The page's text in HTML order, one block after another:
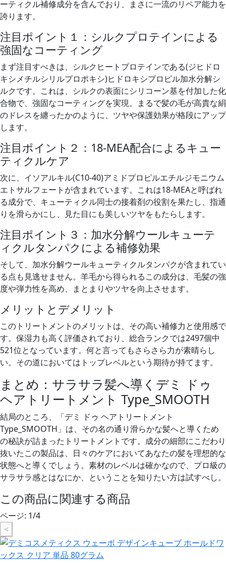
ーティクル補修成分を含んでおり、まさに一流のリペア能力を
誇ります。
注目ポイント１：シルクプロテインによる
強固なコーティング
まず注目すべきは、シルクヒートプロテインである(ジヒドロ
キシメチルシリルプロポキシ)ヒドロキシプロピル加水分解シ
ルクです。これは、シルクの表面にシリコーン基を付加した化
合物で、強固なコーティングを実現。まるで髪の毛が高貴な絹
のドレスを纏ったかのように、ツヤや保護効果が格段にアップ
します。
注目ポイント２：18-MEA配合によるキュー
ティクルケア
次に、イソアルキル(C10-40)アミドプロピルエチルジモニウム
エトサルフェートが含まれています。これは18-MEAと呼ばれ
る成分で、キューティクル同士の接着剤の役割を果たし、指通
りを滑らかにし、見た目にも美しいツヤをもたらします。
注目ポイント３：加水分解ウールキューテ
ィクルタンパクによる補修効果
そして、加水分解ウールキューティクルタンパクが含まれてい
る点も見逃せません。羊毛から得られるこの成分は、毛髪の強
度や弾力性を高め、まとまりやツヤを向上させます。
メリットとデメリット
このトリートメントのメリットは、その高い補修力と使用感で
す。保湿力も高く評価されており、総合ランクでは2497個中
521位となっています。何と言ってもさらさら力が素晴らし
い。その道においてはトップレベルという期待が持てます。
まとめ：サラサラ髪へ導くデミ ドゥ
ヘアトリートメント Type_SMOOTH
結局のところ、「デミ ドゥ ヘアトリートメント
Type_SMOOTH」は、その名の通り滑らかな髪へと導くため
の秘訣が詰まったトリートメントです。成分の細部にこだわり
抜いたこの製品は、日々のケアにおいてあなたの髪を理想的な
状態へと導くでしょう。素材のレベルは確かなので、プロ級の
サラサラ感とはなにか、ということを知りたい方は試すべし。
この商品に関連する商品
ページ: 1/4
<